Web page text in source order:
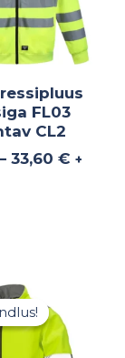
FL03
CL2
33,60 € +
41,24 €.
hind
on:
24,00 €.